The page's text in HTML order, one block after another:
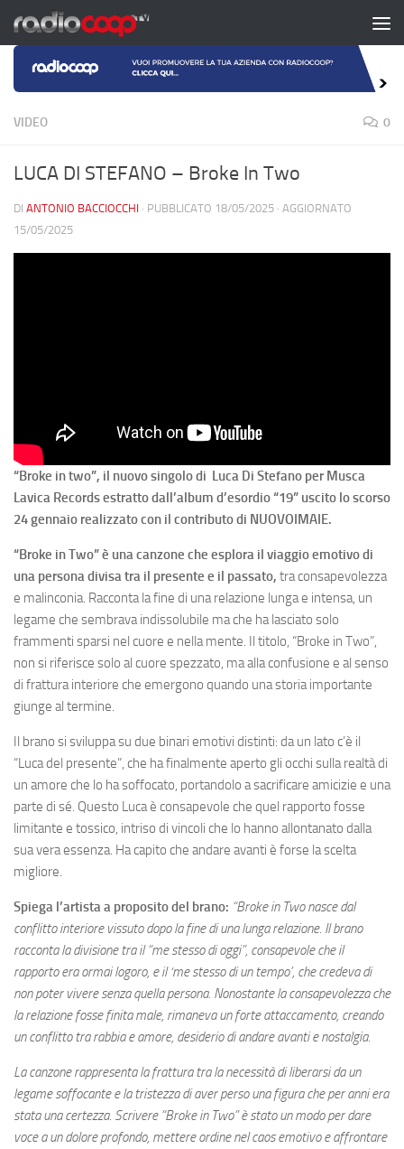
Salta al contenuto
VIDEO 0
LUCA DI STEFANO – Broke In Two
DI ANTONIO BACCIOCCHI · PUBBLICATO 18/05/2025 · AGGIORNATO
15/05/2025
“Broke in two”, il nuovo singolo di Luca Di Stefano per Musca
Lavica Records estratto dall’album d’esordio “19” uscito lo scorso
24 gennaio realizzato con il contributo di NUOVOIMAIE.
“Broke in Two” è una canzone che esplora il viaggio emotivo di
una persona divisa tra il presente e il passato, tra consapevolezza
e malinconia. Racconta la fine di una relazione lunga e intensa, un
legame che sembrava indissolubile ma che ha lasciato solo
frammenti sparsi nel cuore e nella mente. Il titolo, “Broke in Two”,
non si riferisce solo al cuore spezzato, ma alla confusione e al senso
di frattura interiore che emergono quando una storia importante
giunge al termine.
Il brano si sviluppa su due binari emotivi distinti: da un lato c’è il
“Luca del presente”, che ha finalmente aperto gli occhi sulla realtà di
un amore che lo ha soffocato, portandolo a sacrificare amicizie e una
parte di sé. Questo Luca è consapevole che quel rapporto fosse
limitante e tossico, intriso di vincoli che lo hanno allontanato dalla
sua vera essenza. Ha capito che andare avanti è forse la scelta
migliore.
Spiega l’artista a proposito del brano: “Broke in Two nasce dal
conflitto interiore vissuto dopo la fine di una lunga relazione. Il brano
racconta la divisione tra il “me stesso di oggi”, consapevole che il
rapporto era ormai logoro, e il ‘me stesso di un tempo’, che credeva di
non poter vivere senza quella persona. Nonostante la consapevolezza che
la relazione fosse finita male, rimaneva un forte attaccamento, creando
un conflitto tra rabbia e amore, desiderio di andare avanti e nostalgia.
La canzone rappresenta la frattura tra la necessità di liberarsi da un
legame soffocante e la tristezza di aver perso una figura che per anni era
stata una certezza. Scrivere “Broke in Two” è stato un modo per dare
voce a un dolore profondo, mettere ordine nel caos emotivo e affrontare